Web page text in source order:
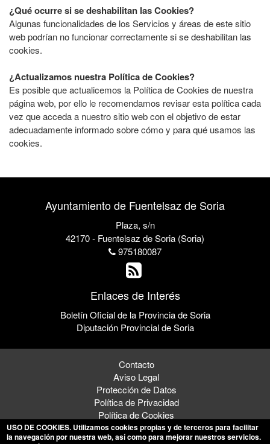
¿Qué ocurre si se deshabilitan las Cookies?
Algunas funcionalidades de los Servicios y áreas de este sitio
web podrían no funcionar correctamente si se deshabilitan las
cookies.
¿Actualizamos nuestra Política de Cookies?
Es posible que actualicemos la Política de Cookies de nuestra
página web, por ello le recomendamos revisar esta política cada
vez que acceda a nuestro sitio web con el objetivo de estar
adecuadamente informado sobre cómo y para qué usamos las
cookies.
Ayuntamiento de Fuentelsaz de Soria
Plaza, s/n
42170 - Fuentelsaz de Soria (Soria)
975180087
Enlaces de Interés
Boletín Oficial de la Provincia de Soria
Diputación Provincial de Soria
Contacto
Aviso Legal
Protección de Datos
Política de Privacidad
Política de Cookies
USO DE COOKIES. Utilizamos cookies propias y de terceros para facilitar
la navegación por nuestra web, así como para mejorar nuestros servicios.